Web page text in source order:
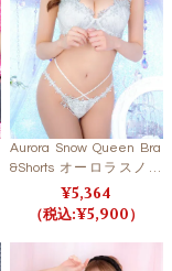
Aurora Snow Queen Bra
&Shorts オーロラスノー
クイーンブラ＆ショーツ
【LB5500】
5,364
5,900